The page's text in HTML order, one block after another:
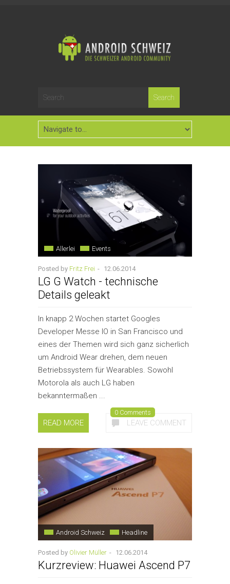
Allerlei Events
Posted by Fritz Frei - 12.06.2014
LG G Watch - technische
Details geleakt
In knapp 2 Wochen startet Googles
Developer Messe IO in San Francisco und
eines der Themen wird sich ganz sicherlich
um Android Wear drehen, dem neuen
Betriebssystem für Wearables. Sowohl
Motorola als auch LG haben
bekanntermaßen ...
READ MORE
0 Comments
LEAVE COMMENT
Android Schweiz Headline
Posted by Olivier Müller - 12.06.2014
Kurzreview: Huawei Ascend P7